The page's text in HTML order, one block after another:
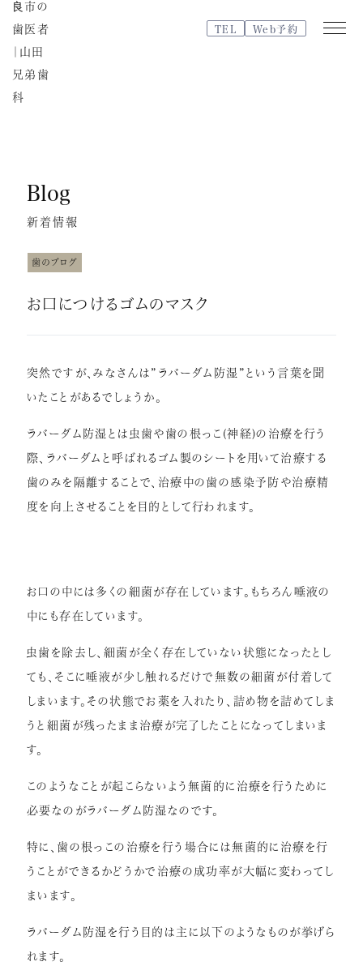
医院紹介
特徴・治療の流れ
スタッフブログ
症例紹介
矯正歯科
セラミック治療
根管治療
リクルート情報はこちら
TEL Web予約
Blog
新着情報
歯のブログ
お口につけるゴムのマスク
突然ですが、みなさんは”ラバーダム防湿”という言葉を聞
いたことがあるでしょうか。
ラバーダム防湿とは虫歯や歯の根っこ(神経)の治療を行う
際、ラバーダムと呼ばれるゴム製のシートを用いて治療する
歯のみを隔離することで、治療中の歯の感染予防や治療精
度を向上させることを目的として行われます。
お口の中には多くの細菌が存在しています。もちろん唾液の
中にも存在しています。
虫歯を除去し、細菌が全く存在していない状態になったとし
ても、そこに唾液が少し触れるだけで無数の細菌が付着して
しまいます。その状態でお薬を入れたり、詰め物を詰めてしま
うと細菌が残ったまま治療が完了したことになってしまいま
す。
このようなことが起こらないよう無菌的に治療を行うために
必要なのがラバーダム防湿なのです。
特に、歯の根っこの治療を行う場合には無菌的に治療を行
うことができるかどうかで治療の成功率が大幅に変わってし
まいます。
ラバーダム防湿を行う目的は主に以下のようなものが挙げら
れます。